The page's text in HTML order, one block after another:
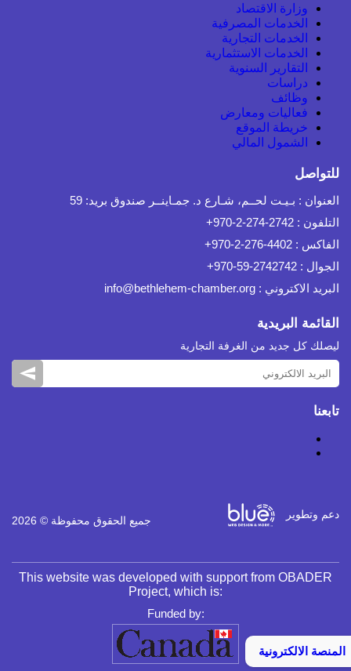
المنصة الالكترونية
وزارة الاقتصاد
الخدمات المصرفية
الخدمات التجارية
الخدمات الاستثمارية
التقارير السنوية
دراسات
وظائف
فعاليات ومعارض
خريطة الموقع
الشمول المالي
للتواصل
العنوان : بـيـت لحــم، شـارع د. جمـاينــر صندوق بريد: 59
التلفون : +970-2-274-2742
الفاكس : +970-2-276-4402
الجوال : +970-59-2742742
البريد الاكتروني : info@bethlehem-chamber.org
القائمة البريدية
ليصلك كل جديد من الغرفة التجارية
تابعنا
دعم وتطوير
جميع الحقوق محفوظة © 2026
This website was developed with support from OBADER
Project, which is:
Funded by: